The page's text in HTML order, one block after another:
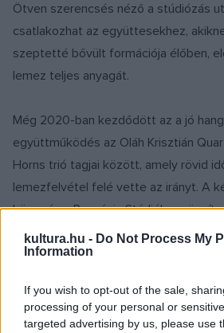
kultura.hu - Do Not Process My
Information
If you wish to opt-out of the sale,
processing of your personal or
targeted advertising by us, please use
Ötven szerencsés néző a stúdiózás
csatlakozhat az együttesekhez,
szeptetté bővült formációja élőben,
lemez teljes anyagát.
Még 2020-ban kezdődött az a jó
együttműködés az Oláh Krisztián
Horns trió tagjai között, amely rövid
lemezfelvétel felé vette az irányt. A
közepén a Pannónia Stúdióban rögzít
anyagot, amelyet 2023 tavaszán
lemezként.
Music for 24/7sodró, lendületes,
mélyen gyökeredzik az elmúlt négy